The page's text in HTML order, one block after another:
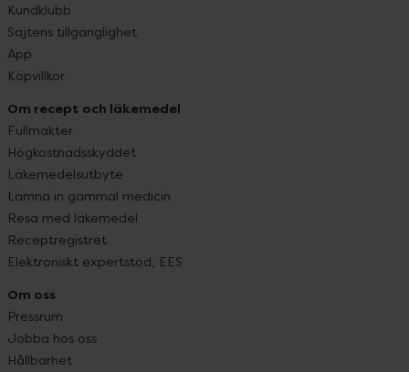
Kundklubb
Sajtens tillgänglighet
App
Köpvillkor
Om recept och läkemedel
Fullmakter
Högkostnadsskyddet
Läkemedelsutbyte
Lämna in gammal medicin
Resa med läkemedel
Receptregistret
Elektroniskt expertstöd, EES
Om oss
Pressrum
Jobba hos oss
Hållbarhet